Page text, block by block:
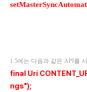
1.5에는 다음과 같은 API를
final Uri
ngs");